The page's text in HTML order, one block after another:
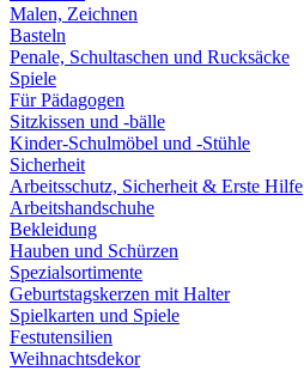
Malen, Zeichnen
Basteln
Penale, Schultaschen und Rucksäcke
Spiele
Für Pädagogen
Sitzkissen und -bälle
Kinder-Schulmöbel und -Stühle
Sicherheit
Arbeitsschutz, Sicherheit & Erste Hilfe
Arbeitshandschuhe
Bekleidung
Hauben und Schürzen
Spezialsortimente
Geburtstagskerzen mit Halter
Spielkarten und Spiele
Festutensilien
Weihnachtsdekor